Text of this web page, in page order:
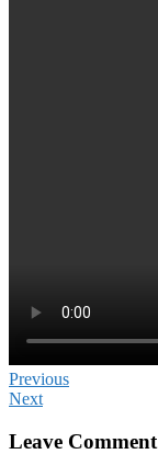
Previous
Next
Leave Comment